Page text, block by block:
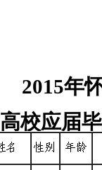
2015年
高校应届